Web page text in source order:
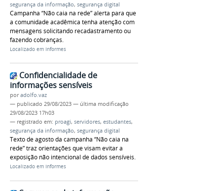
segurança da informação, segurança digital
Campanha “Não caia na rede” alerta para que
a comunidade acadêmica tenha atenção com
mensagens solicitando recadastramento ou
fazendo cobranças.
Localizado em Informes
Confidencialidade de
informações sensíveis
poradolfo.vaz
— publicado 29/08/2023 — última modificação
29/08/2023 17h03
— registrado em: proagi, servidores, estudantes,
segurança da informação, segurança digital
Texto de agosto da campanha “Não caia na
rede” traz orientações que visam evitar a
exposição não intencional de dados sensíveis.
Localizado em Informes